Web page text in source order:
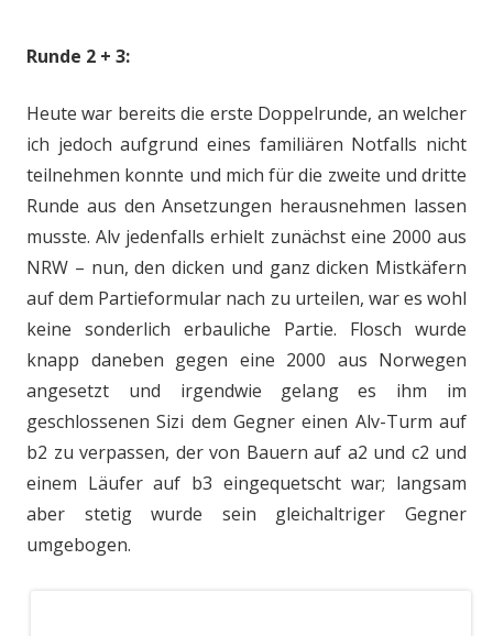
Runde 2 + 3:
Heute war bereits die erste Doppelrunde, an welcher
ich jedoch aufgrund eines familiären Notfalls nicht
teilnehmen konnte und mich für die zweite und dritte
Runde aus den Ansetzungen herausnehmen lassen
musste. Alv jedenfalls erhielt zunächst eine 2000 aus
NRW – nun, den dicken und ganz dicken Mistkäfern
auf dem Partieformular nach zu urteilen, war es wohl
keine sonderlich erbauliche Partie. Flosch wurde
knapp daneben gegen eine 2000 aus Norwegen
angesetzt und irgendwie gelang es ihm im
geschlossenen Sizi dem Gegner einen Alv-Turm auf
b2 zu verpassen, der von Bauern auf a2 und c2 und
einem Läufer auf b3 eingequetscht war; langsam
aber stetig wurde sein gleichaltriger Gegner
umgebogen.